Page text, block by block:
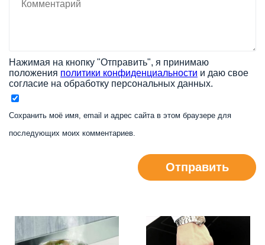
Нажимая на кнопку "Отправить", я принимаю
положения политики конфиденциальности и даю свое
согласие на обработку персональных данных.
Сохранить моё имя, email и адрес сайта в этом браузере для
последующих моих комментариев.
Отправить